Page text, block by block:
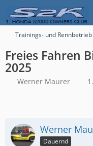
Trainings- und Rennbetrieb
Freies Fahren
2025
Werner Maurer
Werner
Dauernd